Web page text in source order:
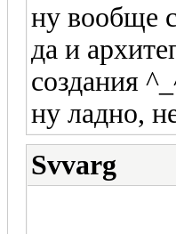
ну вообще
да и
создания
ну ладно,
Svvarg